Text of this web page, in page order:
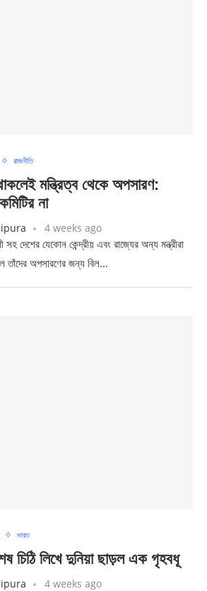
রাজনীতি
মন্ত্রিত্ব থেকে অপসারণ:
না
4 weeks ago
সহ দেশের যেকোন কেন্দ্রীয় এবং রাজ্যের অন্য মন্ত্রীরা
তাঁদের অপসারণের জন্য বিল…
ভারত
চিঠি লিখে দুনিয়া ছাড়ল এক গৃহবধূ
4 weeks ago